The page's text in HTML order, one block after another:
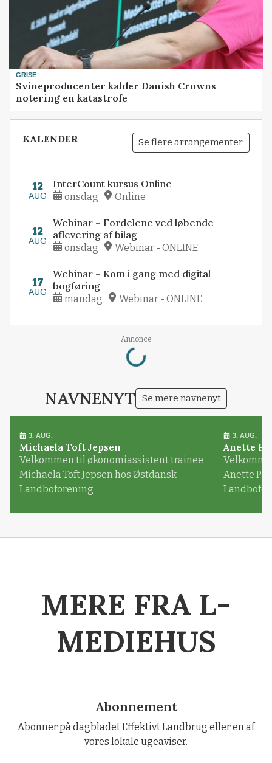
GRISE
Svineproducenter kalder Danish Crowns
notering en katastrofe
KALENDER Se flere arrangementer
12
AUG
InterCount kursus Online
onsdag Online
12
AUG
Webinar – Fordelene ved løbende
aflevering af bilag
onsdag Webinar - ONLINE
17
AUG
Webinar – Kom i gang med digital
bogføring
mandag Webinar - ONLINE
Annonce
Loading...
NAVNENYT Se mere navnenyt
3. AUG.
Michaela Toft Jepsen
Velkommen til økonomiassistent trainee
Michaela Toft Jepsen hos Østdansk
Landboforening
3. AUG.
Anette
Anette
MERE FRA L-
MEDIEHUS
Abonnement
Abonner på dagbladet Effektivt Landbrug eller en af
vores lokale ugeaviser.